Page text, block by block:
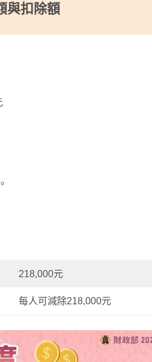
與扣除額
218,000元
每人可減除218,000元